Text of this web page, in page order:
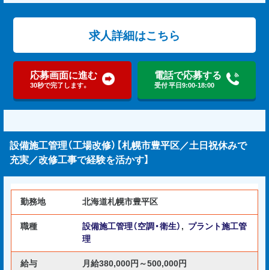
求人詳細はこちら
応募画面に進む
30秒で完了します。
電話で応募する
受付 平日9:00-18:00
設備施工管理（工場改修）【札幌市豊平区／土日祝休みで
充実／改修工事で経験を活かす】
勤務地 北海道札幌市豊平区
職種 設備施工管理（空調・衛生） , プラント施工管
理
給与 月給380,000円～500,000円